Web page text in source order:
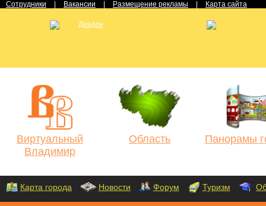
Сотрудники Вакансии Размещение рекламы Карта сайта
Виртуальный
Владимир
Область Панорамы
Карта города Новости Форум Туризм